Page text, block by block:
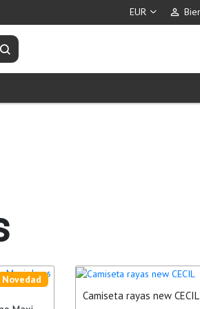
perm_identity
Buscar productos
Novedad
Camiseta rayas new CECIL